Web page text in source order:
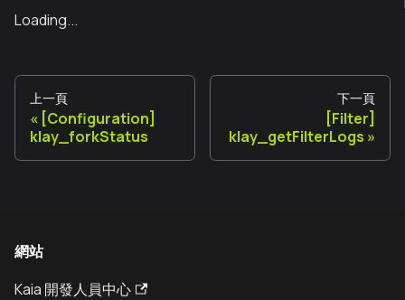
Loading...
上一頁
[Configuration]
klay_forkStatus
下一頁
[Filter]
klay_getFilterLogs
網站
Kaia 開發人員中心